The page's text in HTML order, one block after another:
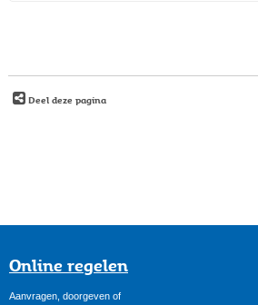
Deel deze pagina
Online regelen
Aanvragen, doorgeven of